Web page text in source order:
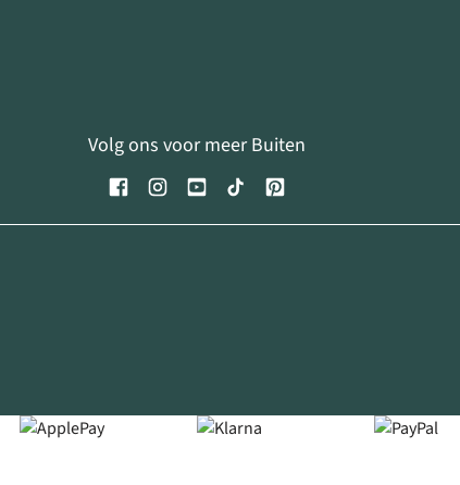
Volg ons voor meer Buiten